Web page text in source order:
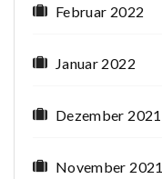
Februar 2022
Januar 2022
Dezember 2021
November 2021